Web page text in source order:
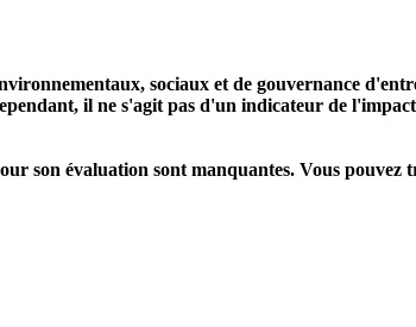
sociaux et de gouvernance
il ne s'agit pas d'un indicateur de
son évaluation sont manquantes. Vous